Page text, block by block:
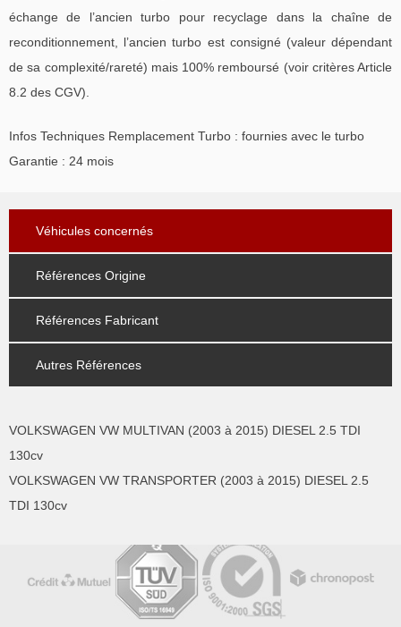
échange de l’ancien turbo pour recyclage dans la chaîne de
reconditionnement, l’ancien turbo est consigné (valeur dépendant
de sa complexité/rareté) mais 100% remboursé (voir critères Article
8.2 des CGV).
Infos Techniques Remplacement Turbo : fournies avec le turbo
Garantie : 24 mois
Véhicules concernés
Références Origine
Références Fabricant
Autres Références
VOLKSWAGEN VW MULTIVAN (2003 à 2015) DIESEL 2.5 TDI
130cv
VOLKSWAGEN VW TRANSPORTER (2003 à 2015) DIESEL 2.5
TDI 130cv